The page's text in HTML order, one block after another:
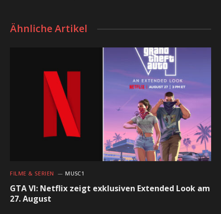
Ähnliche Artikel
FILME & SERIEN MUSC1
GTA VI: Netflix zeigt exklusiven Extended Look am
27. August